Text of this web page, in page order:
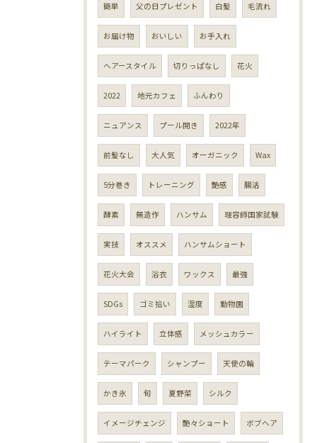
簡単 父の日プレゼント 白髪 毛流れ
お届け物 おいしい お手入れ
ヘアースタイル 切りっぱなし 花火
2022 地元カフェ ふんわり
ニュアンス プール開き 2022年
前髪なし 大人気 オーガニック Wax
5分巻き トレーニング 艶感 腸活
酵素 無造作 ハンサム 理容師国家試験
実技 オススメ ハンサムショート
花火大会 浴衣 ワックス 最強
SDGs ゴミ拾い 湿度 動物園
ハイライト 立体感 メッシュカラー
テーマパーク シャンプー 天使の輪
かき氷 旬 夏野菜 シルク
イメージチェンジ 艶々ショート ボブヘア